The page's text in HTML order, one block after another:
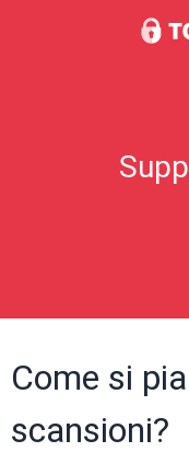
Come si
scansioni?